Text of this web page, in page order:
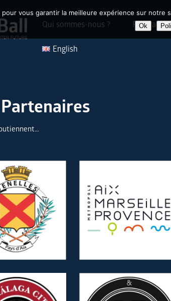
Qui sommes-nous ?
English
vous garantir la meilleure expérience sur
Ok